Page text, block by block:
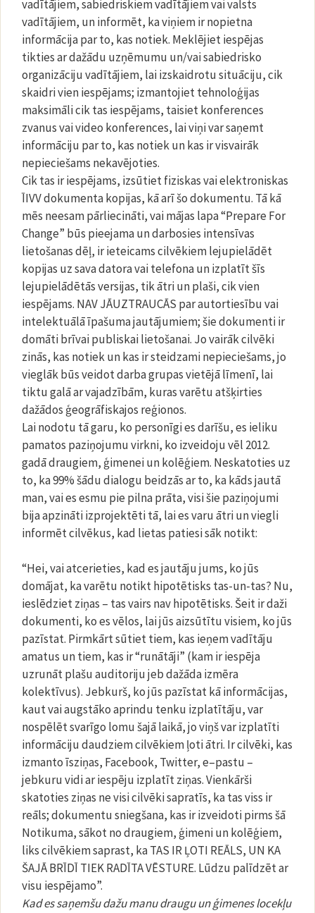
vadītājiem, sabiedriskiem vadītājiem vai valsts
vadītājiem, un informēt, ka viņiem ir nopietna
informācija par to, kas notiek. Meklējiet iespējas
tikties ar dažādu uzņēmumu un/vai sabiedrisko
organizāciju vadītājiem, lai izskaidrotu situāciju, cik
skaidri vien iespējams; izmantojiet tehnoloģijas
maksimāli cik tas iespējams, taisiet konferences
zvanus vai video konferences, lai viņi var saņemt
informāciju par to, kas notiek un kas ir visvairāk
nepieciešams nekavējoties.
Cik tas ir iespējams, izsūtiet fiziskas vai elektroniskas
ĪIVV dokumenta kopijas, kā arī šo dokumentu. Tā kā
mēs neesam pārliecināti, vai mājas lapa “Prepare For
Change” būs pieejama un darbosies intensīvas
lietošanas dēļ, ir ieteicams cilvēkiem lejupielādēt
kopijas uz sava datora vai telefona un izplatīt šīs
lejupielādētās versijas, tik ātri un plaši, cik vien
iespējams. NAV JĀUZTRAUCĀS par autortiesību vai
intelektuālā īpašuma jautājumiem; šie dokumenti ir
domāti brīvai publiskai lietošanai. Jo vairāk cilvēki
zinās, kas notiek un kas ir steidzami nepieciešams, jo
vieglāk būs veidot darba grupas vietējā līmenī, lai
tiktu galā ar vajadzībām, kuras varētu atšķirties
dažādos ģeogrāfiskajos reģionos.
Lai nodotu tā garu, ko personīgi es darīšu, es ieliku
pamatos paziņojumu virkni, ko izveidoju vēl 2012.
gadā draugiem, ģimenei un kolēģiem. Neskatoties uz
to, ka 99% šādu dialogu beidzās ar to, ka kāds jautā
man, vai es esmu pie pilna prāta, visi šie paziņojumi
bija apzināti izprojektēti tā, lai es varu ātri un viegli
informēt cilvēkus, kad lietas patiesi sāk notikt:
“Hei, vai atcerieties, kad es jautāju jums, ko jūs
domājat, ka varētu notikt hipotētisks tas-un-tas? Nu,
ieslēdziet ziņas – tas vairs nav hipotētisks. Šeit ir daži
dokumenti, ko es vēlos, lai jūs aizsūtītu visiem, ko jūs
pazīstat. Pirmkārt sūtiet tiem, kas ieņem vadītāju
amatus un tiem, kas ir “runātāji” (kam ir iespēja
uzrunāt plašu auditoriju jeb dažāda izmēra
kolektīvus). Jebkurš, ko jūs pazīstat kā informācijas,
kaut vai augstāko aprindu tenku izplatītāju, var
nospēlēt svarīgo lomu šajā laikā, jo viņš var izplatīti
informāciju daudziem cilvēkiem ļoti ātri. Ir cilvēki, kas
izmanto īsziņas, Facebook, Twitter, e–pastu –
jebkuru vidi ar iespēju izplatīt ziņas. Vienkārši
skatoties ziņas ne visi cilvēki sapratīs, ka tas viss ir
reāls; dokumentu sniegšana, kas ir izveidoti pirms šā
Notikuma, sākot no draugiem, ģimeni un kolēģiem,
liks cilvēkiem saprast, ka TAS IR ĻOTI REĀLS, UN KA
ŠAJĀ BRĪDĪ TIEK RADĪTA VĒSTURE. Lūdzu palīdzēt ar
visu iespējamo”.
Kad es saņemšu dažu manu draugu un ģimenes locekļu